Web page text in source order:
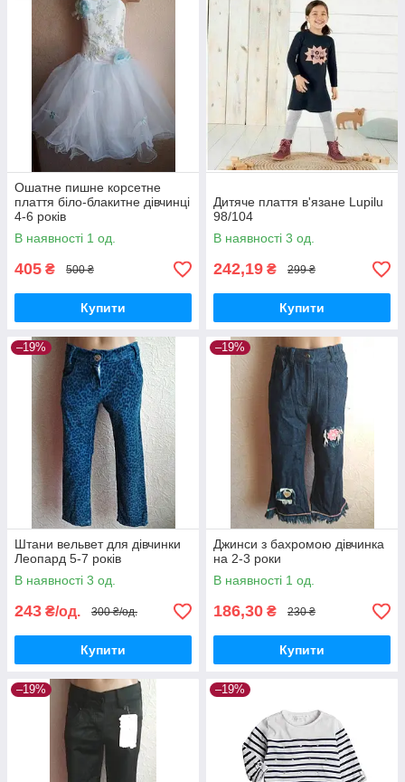
Ошатне пишне корсетне
плаття біло-блакитне дівчинці
4-6 років
В наявності 1 од.
405 ₴ 500 ₴
Купити
Дитяче плаття в'язане Lupilu
98/104
В наявності 3 од.
242,19 ₴ 299 ₴
Купити
–19%
Штани вельвет для дівчинки
Леопард 5-7 років
В наявності 3 од.
243 ₴/од. 300 ₴/од.
Купити
–19%
Джинси з бахромою дівчинка
на 2-3 роки
В наявності 1 од.
186,30 ₴ 230 ₴
Купити
–19% –19%